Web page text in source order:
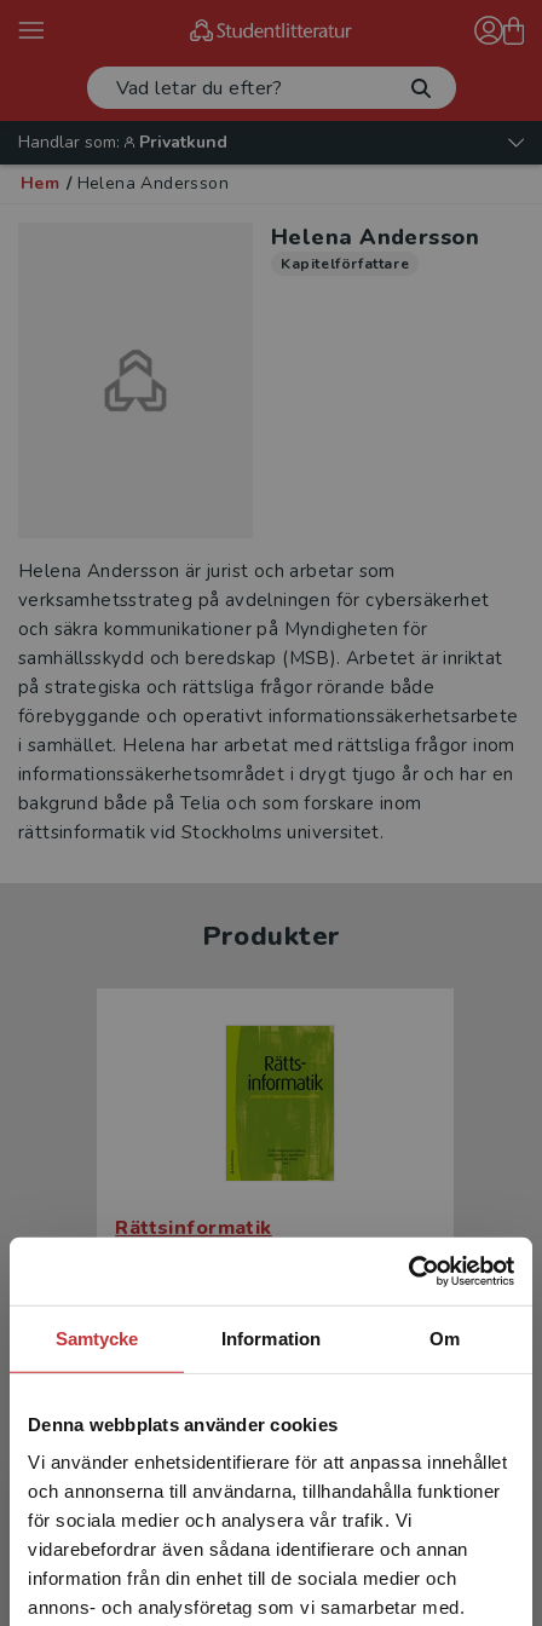
Samtycke Information Om
Denna webbplats använder cookies
Vi använder enhetsidentifierare för att anpassa innehållet
och annonserna till användarna, tillhandahålla funktioner
för sociala medier och analysera vår trafik. Vi
vidarebefordrar även sådana identifierare och annan
information från din enhet till de sociala medier och
annons- och analysföretag som vi samarbetar med.
Begränsad fraktregion
Handlar som:
Privatkund
Hem / Helena Andersson
Helena Andersson
Kapitelförfattare
Helena Andersson är jurist och arbetar som
verksamhetsstrateg på avdelningen för cybersäkerhet
och säkra kommunikationer på Myndigheten för
samhällsskydd och beredskap (MSB). Arbetet är inriktat
på strategiska och rättsliga frågor rörande både
förebyggande och operativt informationssäkerhetsarbete
i samhället. Helena har arbetat med rättsliga frågor inom
informationssäkerhetsområdet i drygt tjugo år och har en
bakgrund både på Telia och som forskare inom
rättsinformatik vid Stockholms universitet.
Produkter
Rättsinformatik
Exkl. moms: 496 kr
Rättsinformatik